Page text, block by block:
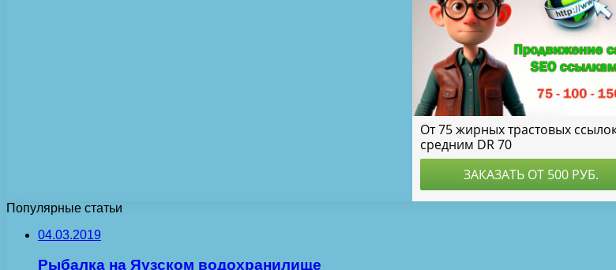
Популярные статьи
04.03.2019
Рыбалка на Яузском водохранилище